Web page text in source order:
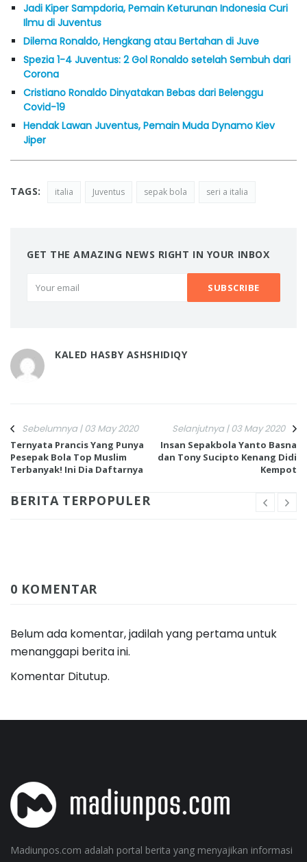
Jadi Kiper Sampdoria, Pemain Keturunan Indonesia Curi
Ilmu di Juventus
Dilema Ronaldo, Hengkang atau Bertahan di Juve
Spezia 1-4 Juventus: 2 Gol Ronaldo setelah Sembuh dari
Corona
Cristiano Ronaldo Dinyatakan Bebas dari Belenggu
Covid-19
Hendak Lawan Juventus, Pemain Muda Dynamo Kiev
Jiper
TAGS: italia Juventus sepak bola seri a italia
GET THE AMAZING NEWS RIGHT IN YOUR INBOX
KALED HASBY ASHSHIDIQY
Sebelumnya | 03 May 2020
Ternyata Prancis Yang Punya
Pesepak Bola Top Muslim
Terbanyak! Ini Dia Daftarnya
Selanjutnya | 03 May 2020
Insan Sepakbola Yanto Basna
dan Tony Sucipto Kenang Didi
Kempot
BERITA TERPOPULER
0 KOMENTAR
Belum ada komentar, jadilah yang pertama untuk
menanggapi berita ini.
Komentar Ditutup.
Madiunpos.com adalah portal berita yang menyajikan informasi